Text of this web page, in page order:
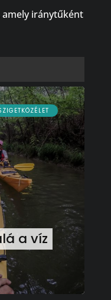
amely iránytűként
a víz